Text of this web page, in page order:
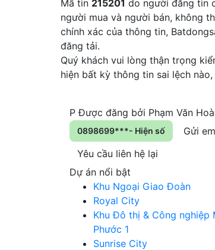
Mã tin 215201 do người đăng tin
người mua và người bán, không
chính xác của thông tin,
đăng tải.
Quý khách vui lòng thận trọng
hiện bất kỳ thông tin sai lệch
P Được đăng bởi Phạm Văn
0898699***- Hiện số
Gửi
Yêu cầu liên hệ lại
Dự án nổi bật
Khu Ngoại Giao Đoàn
Royal City
Khu Đô thị & Công nghiệp
Phước 1
Sunrise City